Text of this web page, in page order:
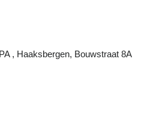
, Haaksbergen, Bouwstraat 8A